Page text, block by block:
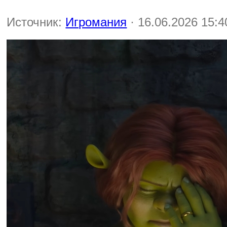
Источник: Игромания · 16.06.2026